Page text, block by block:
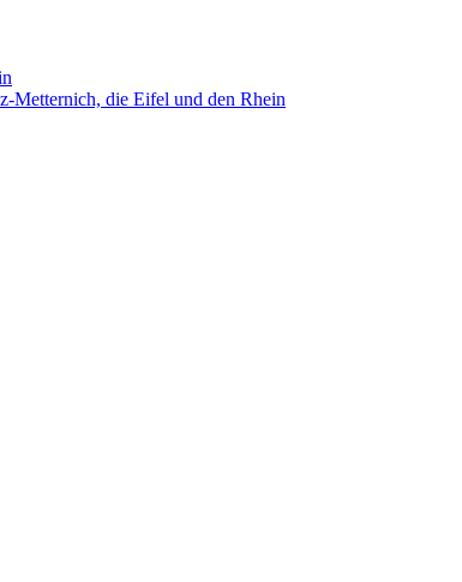
Metternich, die Eifel und den Rhein